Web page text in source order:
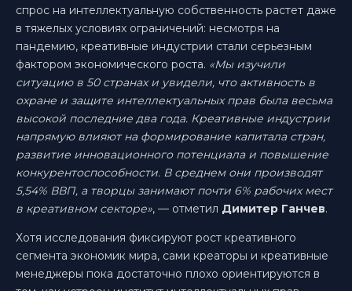
спрос на интеллектуальную собственность растет даже
в тяжелых условиях ограничений: несмотря на
пандемию, креативные индустрии стали серьезным
фактором экономического роста. «Мы изучили
ситуацию в 50 странах и увидели, что активность в
охране и защите интеллектуальных прав была весьма
высокой последние два года. Креативные индустрии
напрямую влияют на формирование капитала стран,
развитие инновационного потенциала и повышение
конкурентоспособности. В среднем они производят
5,54% ВВП, а творцы занимают почти 6% рабочих мест
в креативном секторе»‎, — отметил Димитер Ганчев.
Хотя исследования фиксируют рост креативного
сегмента экономик мира, сами креаторы и креативные
менеджеры пока достаточно плохо ориентируются в